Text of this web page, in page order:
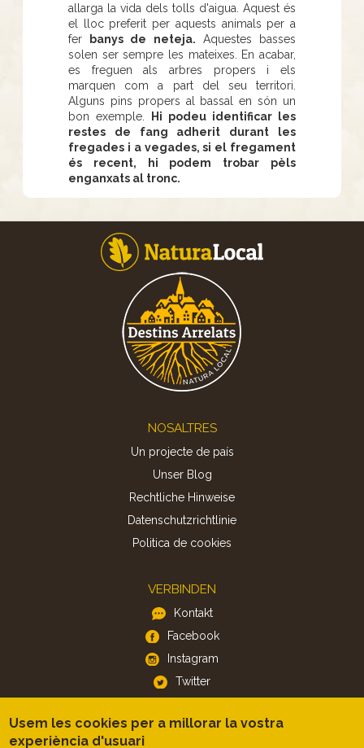
allarga la vida dels tolls d'aigua. Aquest és
el lloc preferit per aquests animals per a
fer
banys de neteja. Aquestes basses
solen ser sempre les mateixes. En acabar,
es freguen als arbres propers i els
marquen com a part del seu territori.
Alguns pins propers al bassal en són un
bon exemple.
Hi podeu identificar les
restes de fang adherit durant les
fregades i a vegades, si el fregament
és recent, hi podem trobar pèls
enganxats al tronc.
NOSALTRES
Un projecte de país
Unser Blog
Rechtliche Hinweise
Datenschutzrichtlinie
Politica de cookies
VERBINDEN
Kontakt
Facebook
Instagram
Twitter
APP
Usem les cookies per a millorar la vostra
experiència d'usuari